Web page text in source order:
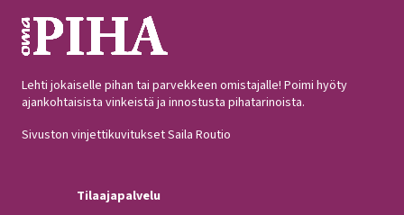
Lehti jokaiselle pihan tai parvekkeen omistajalle! Poimi hyöty
ajankohtaisista vinkeistä ja innostusta pihatarinoista.
Sivuston vinjettikuvitukset Saila Routio
Tilaajapalvelu